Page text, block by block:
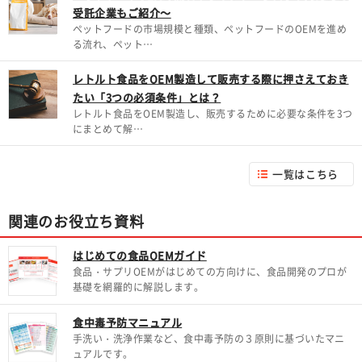
受託企業もご紹介～
ペットフードの市場規模と種類、ペットフードのOEMを進め
る流れ、ペット…
レトルト食品をOEM製造して販売する際に押さえておき
たい「3つの必須条件」とは？
レトルト食品をOEM製造し、販売するために必要な条件を3つ
にまとめて解…
一覧はこちら
関連のお役立ち資料
はじめての食品OEMガイド
食品・サプリOEMがはじめての方向けに、食品開発のプロが
基礎を網羅的に解説します。
食中毒予防マニュアル
手洗い・洗浄作業など、食中毒予防の３原則に基づいたマニ
ュアルです。